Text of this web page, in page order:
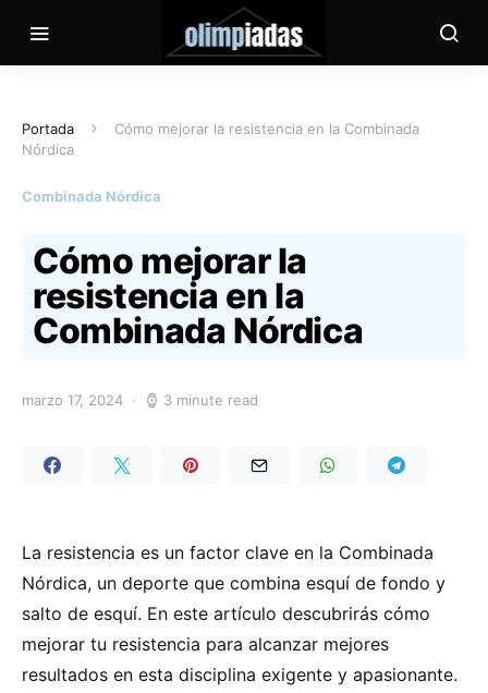
Portada
Cómo mejorar la resistencia en la Combinada
Nórdica
Combinada Nórdica
Cómo mejorar la
resistencia en la
Combinada Nórdica
marzo 17, 2024 3 minute read
La resistencia es un factor clave en la Combinada
Nórdica, un deporte que combina esquí de fondo y
salto de esquí. En este artículo descubrirás cómo
mejorar tu resistencia para alcanzar mejores
resultados en esta disciplina exigente y apasionante.